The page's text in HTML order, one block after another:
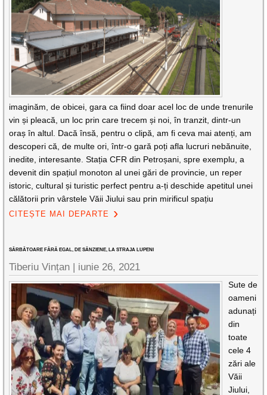
imaginăm, de obicei, gara ca fiind doar acel loc de unde trenurile
vin și pleacă, un loc prin care trecem și noi, în tranzit, dintr-un
oraș în altul. Dacă însă, pentru o clipă, am fi ceva mai atenți, am
descoperi că, de multe ori, într-o gară poți afla lucruri nebănuite,
inedite, interesante. Stația CFR din Petroșani, spre exemplu, a
devenit din spațiul monoton al unei gări de provincie, un reper
istoric, cultural și turistic perfect pentru a-ți deschide apetitul unei
călătorii prin vârstele Văii Jiului sau prin mirificul spațiu
CITEȘTE MAI DEPARTE
SĂRBĂTOARE FĂRĂ EGAL, DE SÂNZIENE, LA STRAJA LUPENI
Tiberiu Vințan | iunie 26, 2021
Sute de
oameni
adunați
din
toate
cele 4
zări ale
Văii
Jiului,